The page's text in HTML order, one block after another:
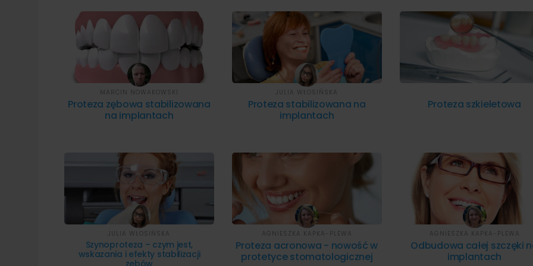
Proteza zębowa stabilizowana
na implantach
MARCIN NOWAKOWSKI
Proteza stabilizowana na
implantach
JULIA WŁOSIŃSKA
Proteza szkieletowa
Szynoproteza – czym jest,
wskazania i efekty stabilizacji
JULIA WŁOSIŃSKA
Proteza acronowa - nowość w
protetyce stomatologicznej
AGNIESZKA KAPKA-PLEWA
Odbudowa całej szczęki
implantach
AGNIESZKA KAPKA-PLEWA